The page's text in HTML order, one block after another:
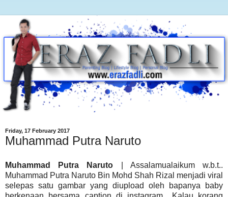
Friday, 17 February 2017
Muhammad Putra Naruto
Muhammad Putra Naruto | Assalamualaikum w.b.t..
Muhammad Putra Naruto Bin Mohd Shah Rizal menjadi viral
selepas satu gambar yang diupload oleh bapanya baby